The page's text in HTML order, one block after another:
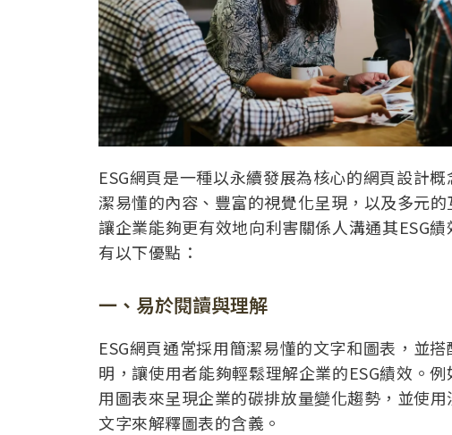
ESG網頁是一種以永續發展為核心的網頁設計
潔易懂的內容、豐富的視覺化呈現，以及多元的
讓企業能夠更有效地向利害關係人溝通其ESG
有以下優點：
一、易於閱讀與理解
ESG網頁通常採用簡潔易懂的文字和圖表，並
明，讓使用者能夠輕鬆理解企業的ESG績效。
用圖表來呈現企業的碳排放量變化趨勢，並使
文字來解釋圖表的含義。